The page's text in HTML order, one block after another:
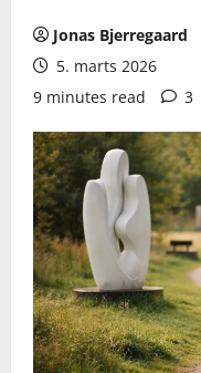
Jonas Bjerregaard
5. marts 2026
9 minutes read
3